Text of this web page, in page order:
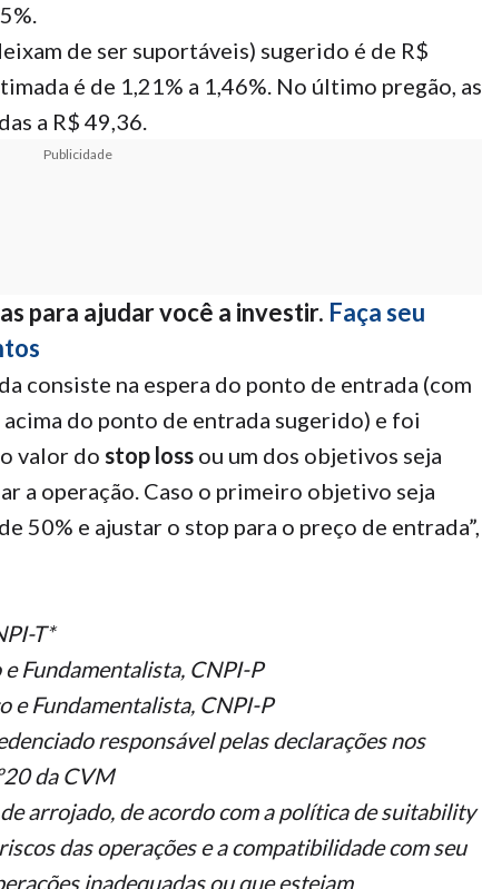
de ser suportáveis) sugerido é de R$
é de 1,21% a 1,46%. No último pregão, as
a R$ 49,36.
Publicidade
para ajudar você a investir. Faça seu
consiste na espera do ponto de entrada (com
do ponto de entrada sugerido) e foi
valor do stop lossou um dos objetivos seja
a operação. Caso o primeiro objetivo seja
50% e ajustar o stop para o preço de entrada”,
T*
Fundamentalista, CNPI-P
e Fundamentalista, CNPI-P
responsável pelas declarações nos
da CVM
arrojado, de acordo com a política de suitability
das operações e a compatibilidade com seu
inadequadas ou que estejam